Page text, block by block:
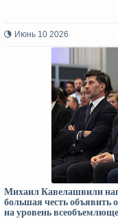
Июнь 10 2026
Михаил Кавелашвили
большая честь объявить
на уровень